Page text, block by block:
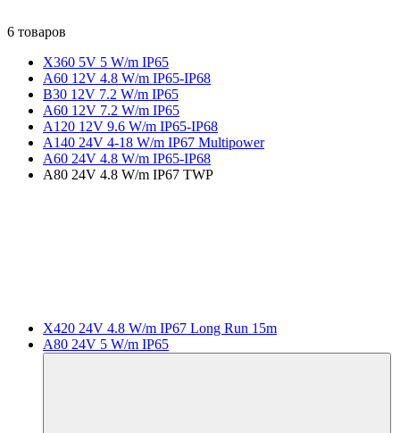
6 товаров
X360 5V 5 W/m IP65
A60 12V 4.8 W/m IP65-IP68
B30 12V 7.2 W/m IP65
A60 12V 7.2 W/m IP65
A120 12V 9.6 W/m IP65-IP68
A140 24V 4-18 W/m IP67 Multipower
A60 24V 4.8 W/m IP65-IP68
A80 24V 4.8 W/m IP67 TWP
X420 24V 4.8 W/m IP67 Long Run 15m
A80 24V 5 W/m IP65